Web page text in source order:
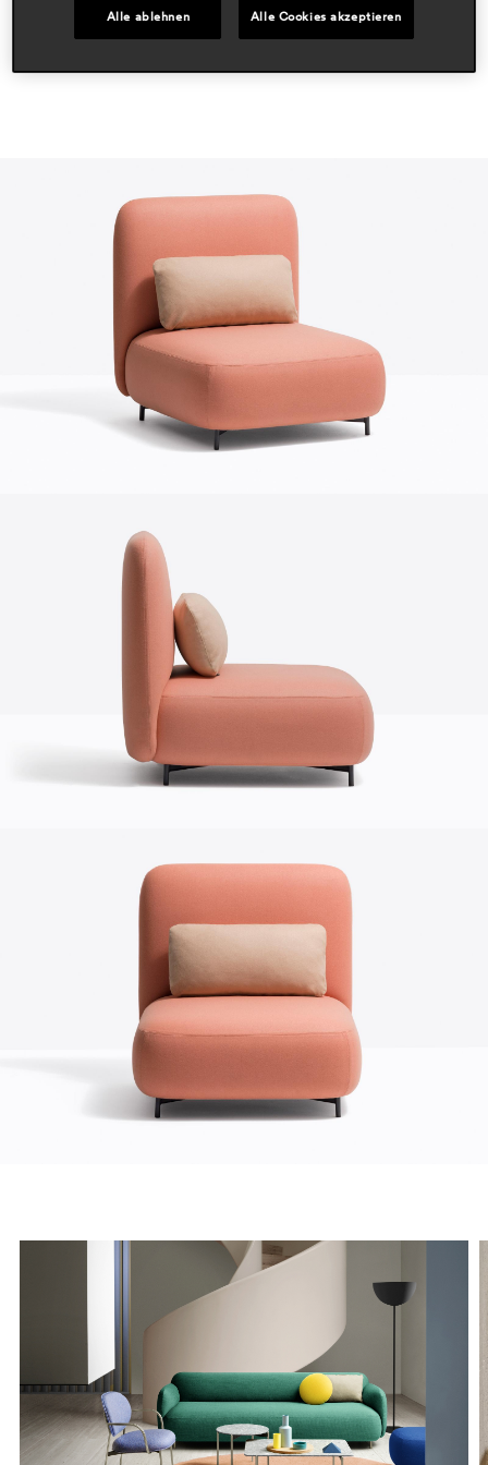
Alle ablehnen Alle Cookies akzeptieren